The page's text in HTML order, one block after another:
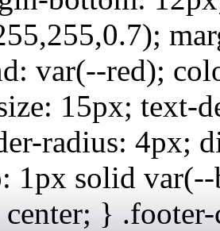
var(--red);
15px; text-
radius: 4px;
1px solid
}